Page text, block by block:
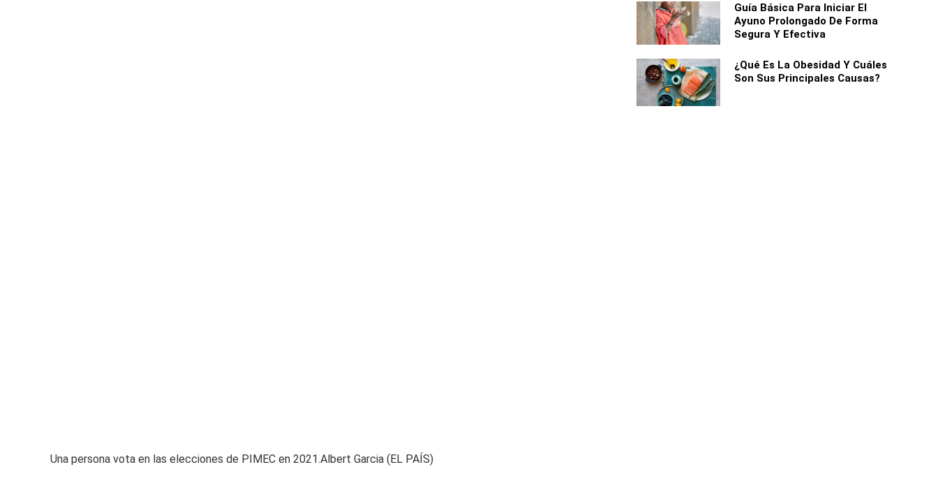
Una persona vota en las elecciones de PIMEC en 2021.Albert Garcia (EL PAÍS)
Guía Básica Para Iniciar El
Ayuno Prolongado De Forma
Segura Y Efectiva
¿Qué Es La Obesidad Y Cuáles
Son Sus Principales Causas?